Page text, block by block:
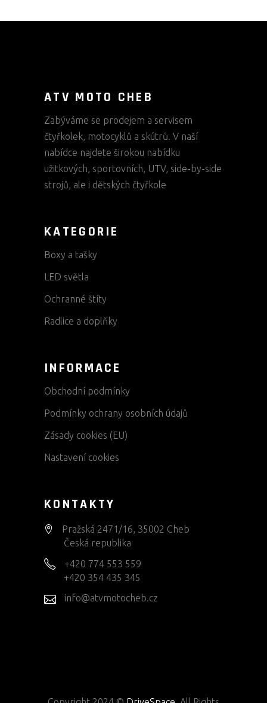
ATV MOTO CHEB
Zabýváme se prodejem a servisem
čtyřkolek, motocyklů a skútrů. V naší
nabídce najdete širokou nabídku
užitkových, sportovních, UTV, side-by-side
strojů, ale i dětských čtyřkole
KATEGORIE
Boxy a tašky
LED světla
Ochranné štíty
Radlice a doplňky
INFORMACE
Obchodní podmínky
Podmínky ochrany osobních údajů
Zásady cookies (EU)
Nastavení cookies
KONTAKTY
Pražská 2471/16, 35002 Cheb
Česká republika
+420 774 553 559
+420 354 435 345
info@atvmotocheb.cz